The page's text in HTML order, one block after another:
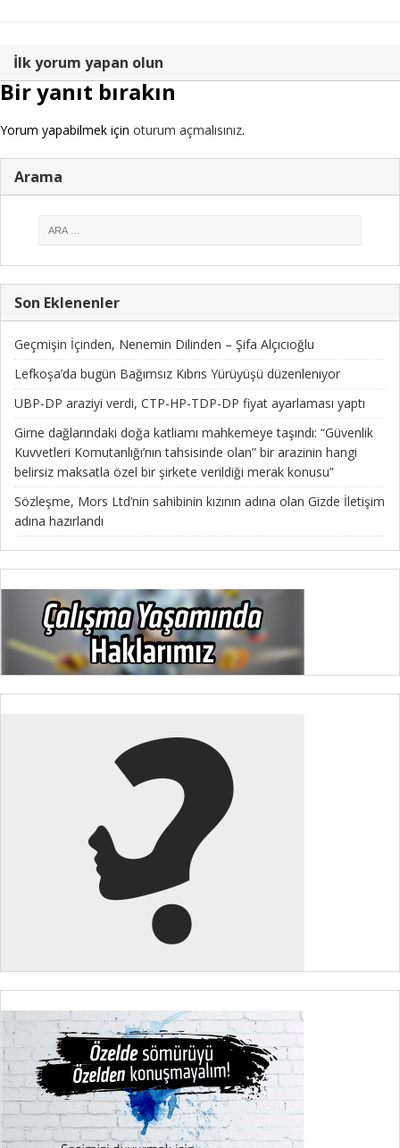
İlk yorum yapan olun
Bir yanıt bırakın
Yorum yapabilmek için oturum açmalısınız.
Arama
Son Eklenenler
Geçmişin İçinden, Nenemin Dilinden – Şifa Alçıcıoğlu
Lefkoşa’da bugün Bağımsız Kıbrıs Yürüyüşü düzenleniyor
UBP-DP araziyi verdi, CTP-HP-TDP-DP fiyat ayarlaması yaptı
Girne dağlarındaki doğa katliamı mahkemeye taşındı: “Güvenlik
Kuvvetleri Komutanlığı’nın tahsisinde olan” bir arazinin hangi
belirsiz maksatla özel bir şirkete verildiği merak konusu”
Sözleşme, Mors Ltd’nin sahibinin kızının adına olan Gizde İletişim
adına hazırlandı